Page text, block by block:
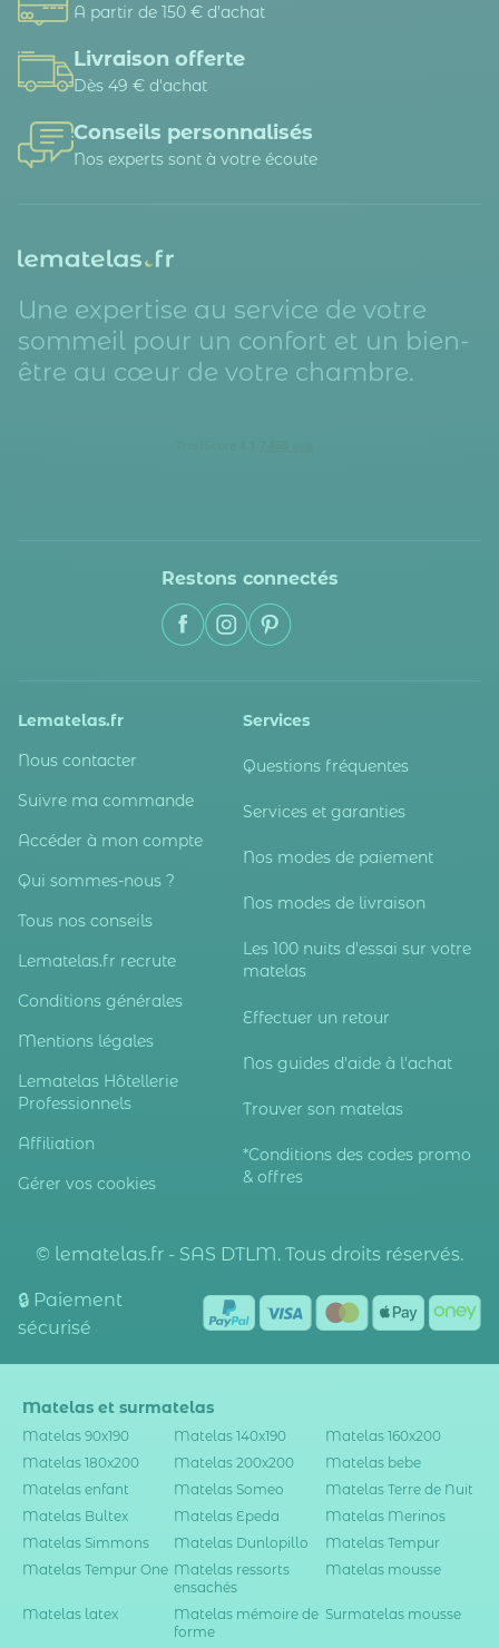
A partir de 150 € d’achat
Livraison offerte
Dès 49 € d'achat
Conseils personnalisés
Nos experts sont à votre écoute
Une expertise au service de votre
sommeil pour un confort et un bien-
être au cœur de votre chambre.
Restons connectés
Lematelas.fr
Nous contacter
Suivre ma commande
Accéder à mon compte
Qui sommes-nous ?
Tous nos conseils
Lematelas.fr recrute
Conditions générales
Mentions légales
Lematelas Hôtellerie
Professionnels
Affiliation
Gérer vos cookies
Services
Questions fréquentes
Services et garanties
Nos modes de paiement
Nos modes de livraison
Les 100 nuits d'essai sur votre
matelas
Effectuer un retour
Nos guides d'aide à l'achat
Trouver son matelas
*Conditions des codes promo
& offres
© lematelas.fr - SAS DTLM. Tous droits réservés.
🔒 Paiement
sécurisé
Matelas et surmatelas
Matelas 90x190 Matelas 140x190
Matelas 160x200
Matelas 180x200
Matelas 200x200
Matelas bebe
Matelas enfant
Matelas Someo
Matelas Terre de Nuit
Matelas Bultex
Matelas Epeda
Matelas Merinos
Matelas Simmons
Matelas Dunlopillo
Matelas Tempur
Matelas Tempur One Matelas ressorts
ensachés
Matelas mousse
Matelas latex
Matelas mémoire de
forme
Surmatelas mousse